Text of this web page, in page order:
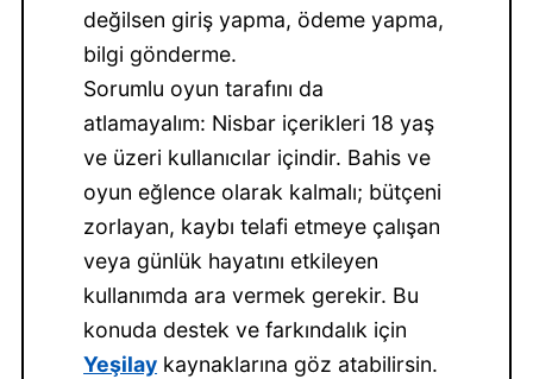
değilsen giriş yapma, ödeme yapma,
bilgi gönderme.
Sorumlu oyun tarafını da
atlamayalım: Nisbar içerikleri 18 yaş
ve üzeri kullanıcılar içindir. Bahis ve
oyun eğlence olarak kalmalı; bütçeni
zorlayan, kaybı telafi etmeye çalışan
veya günlük hayatını etkileyen
kullanımda ara vermek gerekir. Bu
konuda destek ve farkındalık için
Yeşilay kaynaklarına göz atabilirsin.